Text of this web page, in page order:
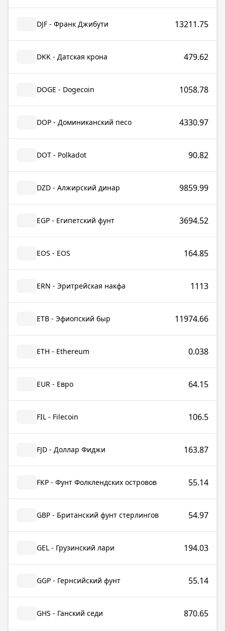
DJF - Франк Джибути 13211.75
DKK - Датская крона 479.62
DOGE - Dogecoin 1058.78
DOP - Доминиканский песо 4330.97
DOT - Polkadot 90.82
DZD - Алжирский динар 9859.99
EGP - Египетский фунт 3694.52
EOS - EOS 164.85
ERN - Эритрейская накфа 1113
ETB - Эфиопский быр 11974.66
ETH - Ethereum 0.038
EUR - Евро 64.15
FIL - Filecoin 106.5
FJD - Доллар Фиджи 163.87
FKP - Фунт Фолклендских островов 55.14
GBP - Британский фунт стерлингов 54.97
GEL - Грузинский лари 194.03
GGP - Гернсийский фунт 55.14
GHS - Ганский седи 870.65